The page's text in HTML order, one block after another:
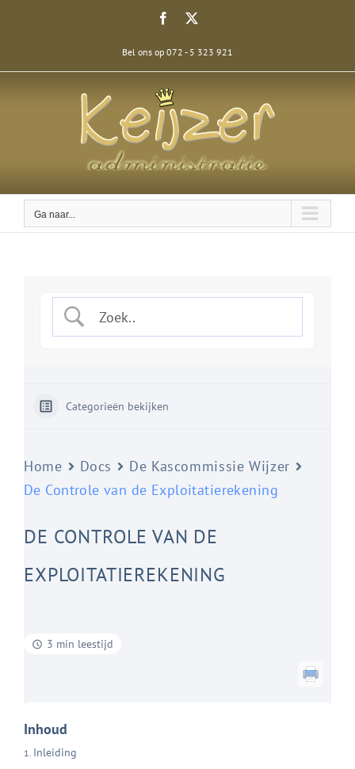
Facebook
Bel ons op 072 - 5 323 921
Ga naar...
Categorieën bekijken
Home Docs
De Kascommissie Wijzer
De Controle van de Exploitatierekening
DE CONTROLE VAN DE
EXPLOITATIEREKENING
3 min leestijd
Inhoud
Inleiding